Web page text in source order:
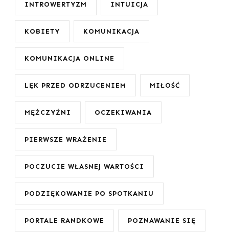
INTROWERTYZM INTUICJA
KOBIETY KOMUNIKACJA
KOMUNIKACJA ONLINE
LĘK PRZED ODRZUCENIEM MIŁOŚĆ
MĘŻCZYŹNI OCZEKIWANIA
PIERWSZE WRAŻENIE
POCZUCIE WŁASNEJ WARTOŚCI
PODZIĘKOWANIE PO SPOTKANIU
PORTALE RANDKOWE POZNAWANIE SIĘ